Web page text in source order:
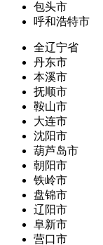
包头市
呼和浩特市
全辽宁省
丹东市
本溪市
抚顺市
鞍山市
大连市
沈阳市
葫芦岛市
朝阳市
铁岭市
盘锦市
辽阳市
阜新市
营口市